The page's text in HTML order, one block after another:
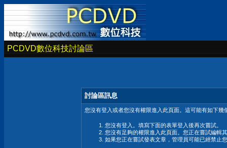
PCDVD數位科技討論區
討論區訊息
您沒有登入或者您沒有權限進入此頁面。這可能有如下幾
您沒有登入。填寫下面的表單登入後再次嘗試。
您沒有足夠的權限進入此頁面。您正在嘗試編輯
如果您正在嘗試發表文章，管理員可能已經禁止